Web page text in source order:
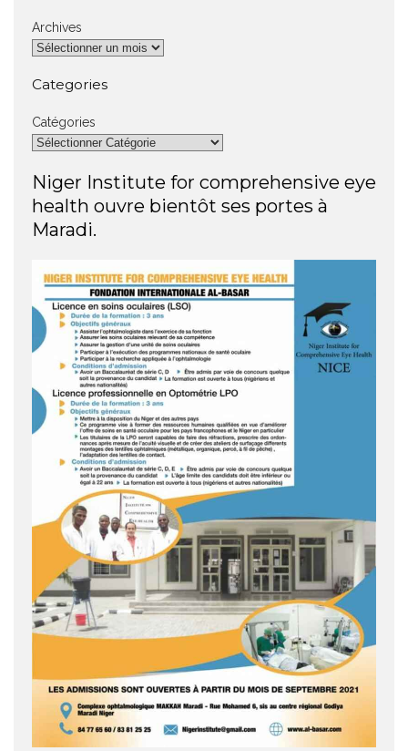
Archives
Categories
Catégories
Niger Institute for comprehensive eye
health ouvre bientôt ses portes à
Maradi.